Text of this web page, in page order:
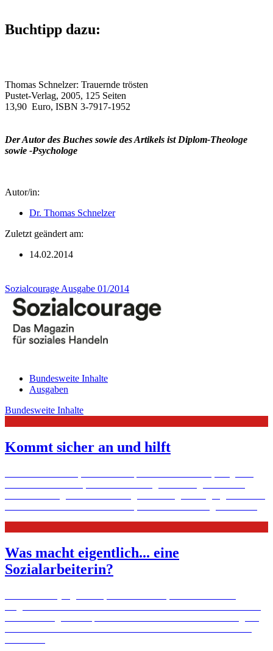
Buchtipp dazu:
Thomas Schnelzer: Trauernde trösten
Pustet-Verlag, 2005, 125 Seiten
13,90 Euro, ISBN 3-7917-1952
Der Autor des Buches sowie des Artikels ist Diplom-Theologe
sowie -Psychologe
Autor/in:
Dr. Thomas Schnelzer
Zuletzt geändert am:
14.02.2014
Sozialcourage Ausgabe 01/2014
Bundesweite Inhalte
Ausgaben
Bundesweite Inhalte
Kommt sicher an und hilft
Was macht eigentlich... eine
Sozialarbeiterin?